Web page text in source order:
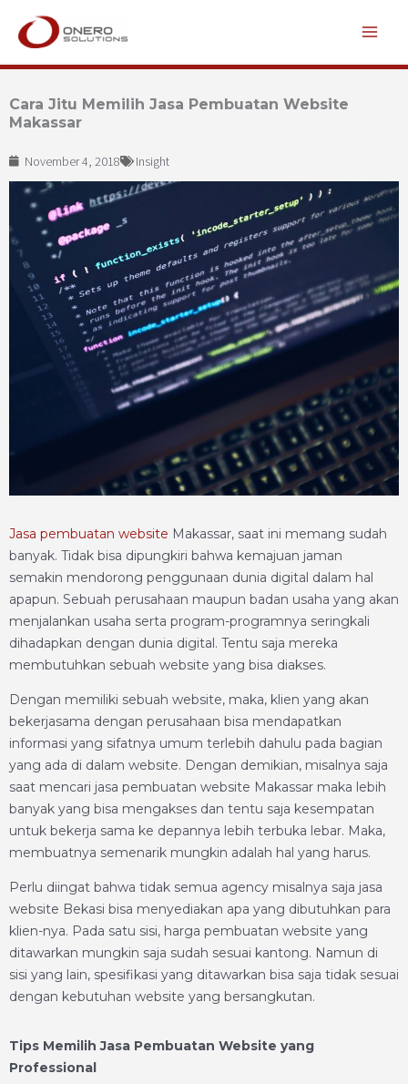
Lewati
Cara Jitu Memilih Jasa Pembuatan Website
Makassar
November 4, 2018 Insight
Jasa pembuatan website Makassar, saat ini memang sudah
banyak. Tidak bisa dipungkiri bahwa kemajuan jaman
semakin mendorong penggunaan dunia digital dalam hal
apapun. Sebuah perusahaan maupun badan usaha yang akan
menjalankan usaha serta program-programnya seringkali
dihadapkan dengan dunia digital. Tentu saja mereka
membutuhkan sebuah website yang bisa diakses.
Dengan memiliki sebuah website, maka, klien yang akan
bekerjasama dengan perusahaan bisa mendapatkan
informasi yang sifatnya umum terlebih dahulu pada bagian
yang ada di dalam website. Dengan demikian, misalnya saja
saat mencari jasa pembuatan website Makassar maka lebih
banyak yang bisa mengakses dan tentu saja kesempatan
untuk bekerja sama ke depannya lebih terbuka lebar. Maka,
membuatnya semenarik mungkin adalah hal yang harus.
Perlu diingat bahwa tidak semua agency misalnya saja jasa
website Bekasi bisa menyediakan apa yang dibutuhkan para
klien-nya. Pada satu sisi, harga pembuatan website yang
ditawarkan mungkin saja sudah sesuai kantong. Namun di
sisi yang lain, spesifikasi yang ditawarkan bisa saja tidak sesuai
dengan kebutuhan website yang bersangkutan.
Tips Memilih Jasa Pembuatan Website yang
Professional